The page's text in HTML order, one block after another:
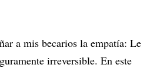
a mis becarios la empatía: Le
irreversible. En este